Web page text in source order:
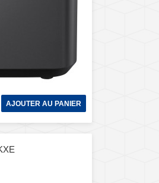
AJOUTER AU PANIER